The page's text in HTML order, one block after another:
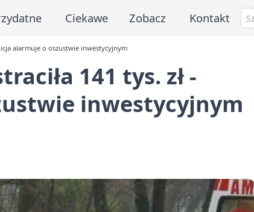
Ciekawe Zobacz Kontakt
alarmuje o oszustwie inwestycyjnym
141 tys. zł -
inwestycyjnym